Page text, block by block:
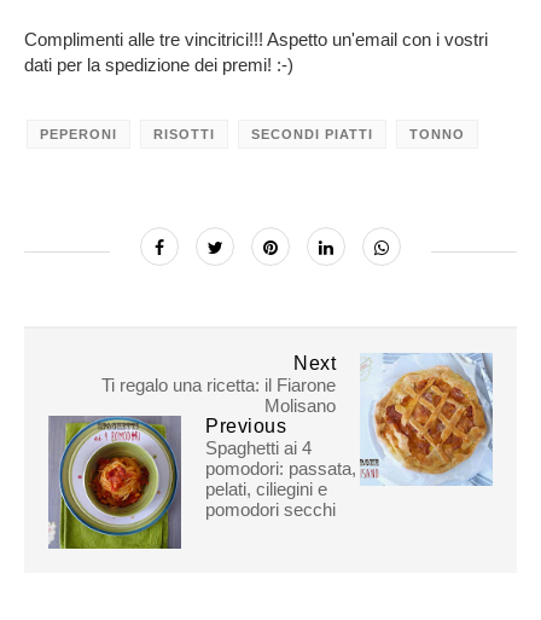
Complimenti alle tre vincitrici!!! Aspetto un'email con i vostri
dati per la spedizione dei premi! :-)
PEPERONI RISOTTI SECONDI PIATTI TONNO
Next
Ti regalo una ricetta: il Fiarone
Molisano
Previous
Spaghetti ai 4
pomodori: passata,
pelati, ciliegini e
pomodori secchi